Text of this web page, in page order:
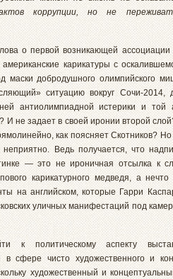
коррупции, но не
о первой возникающей
карикатуры с
маски добродушного олимпийского
ситуацию вокруг Сочи-2014,
антиолимпиадной истерики и той
И не задает в своей иронии второй
как поясняет Скотников?
Ведь получается, что
— это не ироничная отсылка к
карикатурного медведя, а нечто
на английском, которые Гарри
уличных манифестаций под
к политическому аспекту
сфере чисто художественного и
художественный и